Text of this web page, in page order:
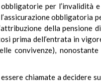
per l’invalidità
obbligatoria
della
prima dell’entrata in
convivenze),
chiamate a decidere